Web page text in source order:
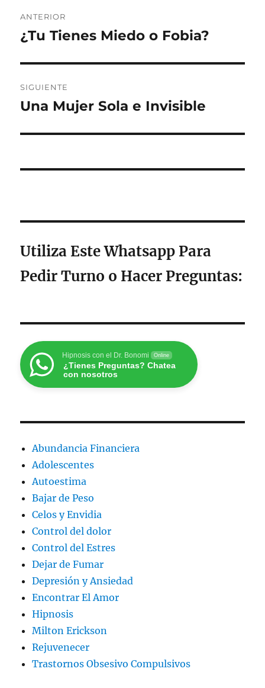
de
ANTERIOR
Entrada
¿Tu Tienes Miedo o Fobia?
SIGUIENTE
Entrada
Una Mujer Sola e Invisible
Utiliza Este Whatsapp Para
Pedir Turno o Hacer Preguntas:
Hipnosis con el Dr. Bonomi Online
¿Tienes Preguntas? Chatea
con nosotros
Abundancia Financiera
Adolescentes
Autoestima
Bajar de Peso
Celos y Envidia
Control del dolor
Control del Estres
Dejar de Fumar
Depresión y Ansiedad
Encontrar El Amor
Hipnosis
Milton Erickson
Rejuvenecer
Trastornos Obsesivo Compulsivos